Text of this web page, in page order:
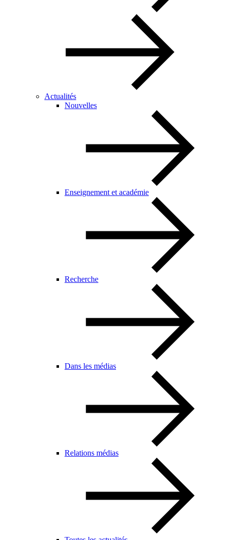
Actualités
Nouvelles
Enseignement et académie
Recherche
Dans les médias
Relations médias